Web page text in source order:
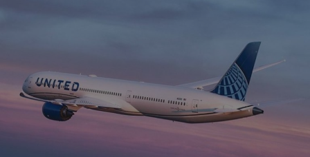
Nest
Puerto Santiago (Los
Gigantes)
• Nest
(Tenerife e Gran
Canaria)
2
Muévete tra gli ostelli
(11 ostelli)
Ahorro y comodidad